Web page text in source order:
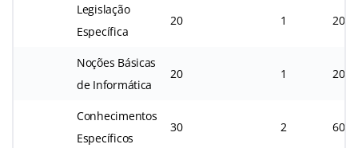
Legislação
Específica
20 1 20
Noções Básicas
de Informática
20 1 20
Conhecimentos
Específicos
30 2 60